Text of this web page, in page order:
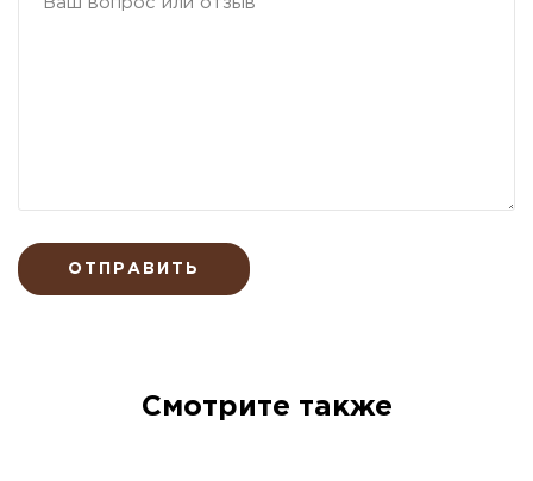
ОТПРАВИТЬ
Смотрите также